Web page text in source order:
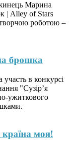
Марина
| Alley of Stars
творчою роботою –
брошка
в конкурсі
"Сузір’я
ужиткового
країна моя!